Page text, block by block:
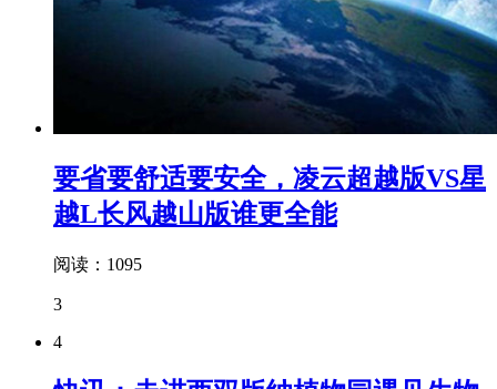
要省要舒适要安全，凌云超越版VS星
越L长风越山版谁更全能
阅读：1095
3
4